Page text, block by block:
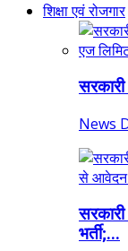
शिक्षा एवं रोजगार
News
भर्ती;...